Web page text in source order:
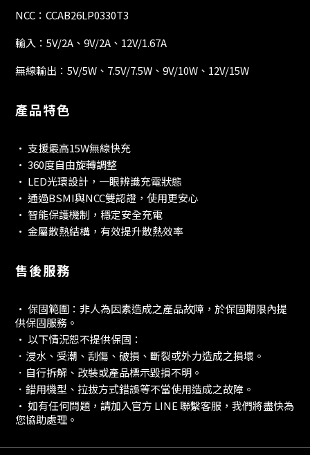
NCC：CCAB26LP0330T3
輸入：5V/2A、9V/2A、12V/1.67A
無線輸出：5V/5W、7.5V/7.5W、9V/10W、12V/15W
產品特色
• 支援最高15W無線快充
• 360度自由旋轉調整
• LED光環設計，一眼辨識充電狀態
• 通過BSMI與NCC雙認證，使用更安心
• 智能保護機制，穩定安全充電
• 金屬散熱結構，有效提升散熱效率
售後服務
• 保固範圍：非人為因素造成之產品故障，於保固期限內提
供保固服務。
• 以下情況恕不提供保固：
．浸水、受潮、刮傷、破損、斷裂或外力造成之損壞。
．自行拆解、改裝或產品標示毀損不明。
．錯用機型、拉拔方式錯誤等不當使用造成之故障。
• 如有任何問題，請加入官方 LINE 聯繫客服，我們將盡快為
您協助處理。